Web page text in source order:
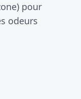
pour
odeurs